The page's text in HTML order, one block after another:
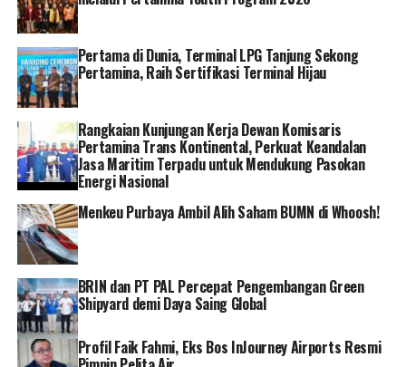
“Kita akan terus berjuang dan berusaha, karena inilah
olah raga. Kita harus terus berjuang sampai akhir dan
percaya kepada diri sendiri, percaya kepada tim bahwa
kita bisa, lakukan yang terbaik di lapangan dan biarkan
itu terjadi,” lanjut Kathrina.
Hal senada disampaikan Shinta, pemain voli senior
Jakarta Elektrik PLN. Jakarta Elektrik PLN, kata Shinta,
tidak akan menyerah di tiga laga tersisa.
“Kita tidak akan menyerah, masih ada peluang ke final
four. Kita berusaha semaksimal mungkin,” katanya.
Di pertandingan selanjutnya, Jakarta Elektrik PLN akan
menjamu Bandung Bank BJB Tandamata di kandangnya
sendiri di GOR Ken Arok Malang, Minggu (12/2). Dengan
Pertama di Dunia, Terminal LPG Tanjung Sekong
Pertamina, Raih Sertifikasi Terminal Hijau
Rangkaian Kunjungan Kerja Dewan Komisaris
Pertamina Trans Kontinental, Perkuat Keandalan
Jasa Maritim Terpadu untuk Mendukung Pasokan
Energi Nasional
Menkeu Purbaya Ambil Alih Saham BUMN di Whoosh!
BRIN dan PT PAL Percepat Pengembangan Green
Shipyard demi Daya Saing Global
Profil Faik Fahmi, Eks Bos InJourney Airports Resmi